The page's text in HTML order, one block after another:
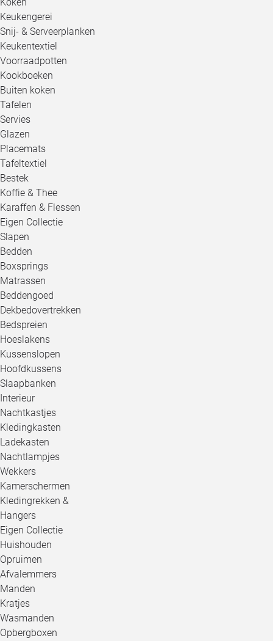
Keukengerei
Snij- & Serveerplanken
Keukentextiel
Voorraadpotten
Kookboeken
Buiten koken
Tafelen
Servies
Glazen
Placemats
Tafeltextiel
Bestek
Koffie & Thee
Karaffen & Flessen
Eigen Collectie
Slapen
Bedden
Boxsprings
Matrassen
Beddengoed
Dekbedovertrekken
Bedspreien
Hoeslakens
Kussenslopen
Hoofdkussens
Slaapbanken
Interieur
Nachtkastjes
Kledingkasten
Ladekasten
Nachtlampjes
Wekkers
Kamerschermen
Kledingrekken &
Hangers
Eigen Collectie
Huishouden
Opruimen
Afvalemmers
Manden
Kratjes
Wasmanden
Opbergboxen